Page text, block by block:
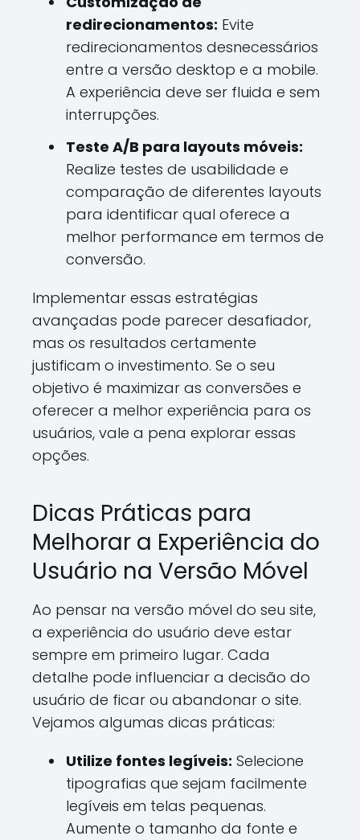
redirecionamentos: Evite
redirecionamentos desnecessários
entre a versão desktop e a mobile.
A experiência deve ser fluida e sem
interrupções.
Teste A/B para layouts móveis:
Realize testes de usabilidade e
comparação de diferentes layouts
para identificar qual oferece a
melhor performance em termos de
conversão.
Implementar essas estratégias
avançadas pode parecer desafiador,
mas os resultados certamente
justificam o investimento. Se o seu
objetivo é maximizar as conversões e
oferecer a melhor experiência para os
usuários, vale a pena explorar essas
opções.
Dicas Práticas para
Melhorar a Experiência do
Usuário na Versão Móvel
Ao pensar na versão móvel do seu site,
a experiência do usuário deve estar
sempre em primeiro lugar. Cada
detalhe pode influenciar a decisão do
usuário de ficar ou abandonar o site.
Vejamos algumas dicas práticas:
Utilize fontes legíveis: Selecione
tipografias que sejam facilmente
legíveis em telas pequenas.
Aumente o tamanho da fonte e